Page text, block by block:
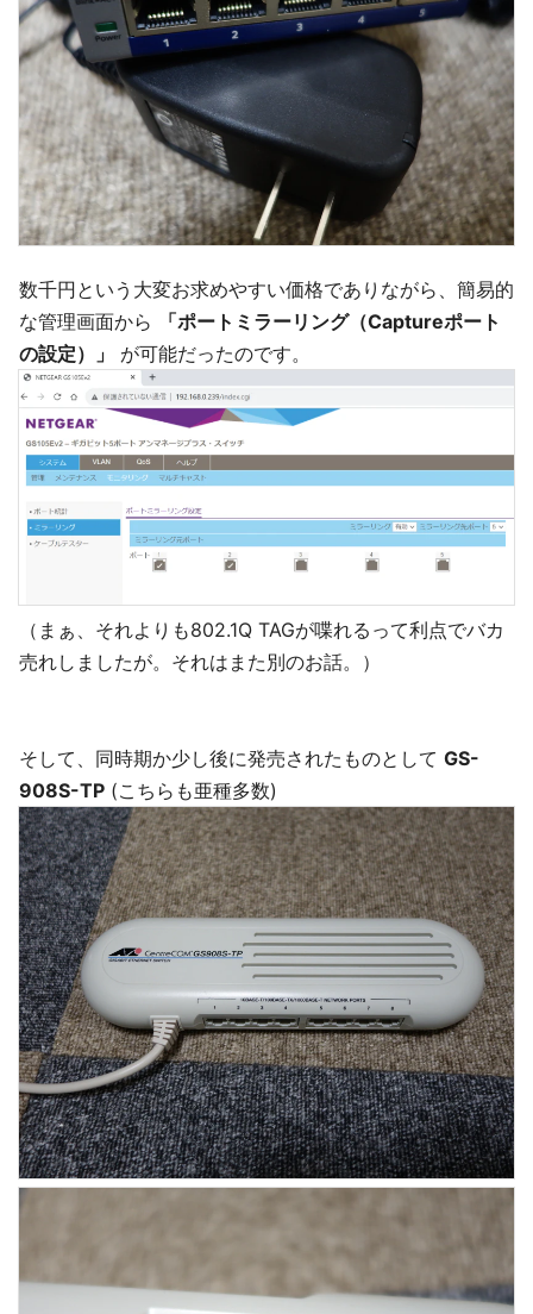
数千円という大変お求めやすい価格でありながら、簡易的
な管理画面から
「ポートミラーリング（Captureポート
の設定）」
が可能だったのです。
（まぁ、それよりも802.1Q TAGが喋れるって利点でバカ
売れしましたが。それはまた別のお話。）
そして、同時期か少し後に発売されたものとして GS-
908S-TP (こちらも亜種多数)